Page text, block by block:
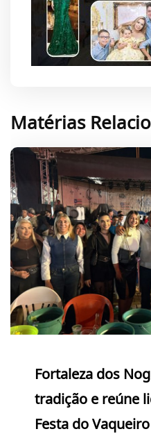
Matérias
Fortaleza dos
tradição e reúne
Festa do Vaqueiro